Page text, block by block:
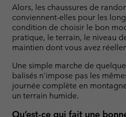
Alors, les chaussures de
conviennent-elles pour les
condition de choisir le bon
pratique, le terrain, le niveau
maintien dont vous avez
Une simple marche de
balisés n’impose pas les
journée complète en
un terrain humide.
Qu’est-ce qui fait une